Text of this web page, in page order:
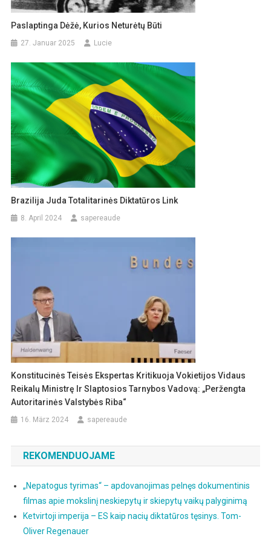
Paslaptinga Dėžė, Kurios Neturėtų Būti
27. Januar 2025 Lucie
Brazilija Juda Totalitarinės Diktatūros Link
8. April 2024 sapereaude
Konstitucinės Teisės Ekspertas Kritikuoja Vokietijos Vidaus
Reikalų Ministrę Ir Slaptosios Tarnybos Vadovą: „Peržengta
Autoritarinės Valstybės Riba“
16. März 2024 sapereaude
REKOMENDUOJAME
„Nepatogus tyrimas“ – apdovanojimas pelnęs dokumentinis
filmas apie mokslinį neskiepytų ir skiepytų vaikų palyginimą
Ketvirtoji imperija – ES kaip nacių diktatūros tęsinys. Tom-
Oliver Regenauer